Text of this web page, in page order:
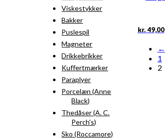
kr.49,00
←
1
2
Viskestykker
Bakker
Puslespil
Magneter
Drikkebrikker
Kuffertmærker
Paraplyer
Porcelæn (Anne
Black)
Thedåser (A. C.
Perch's)
Sko (Roccamore)